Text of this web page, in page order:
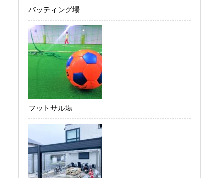
バッティング場
フットサル場